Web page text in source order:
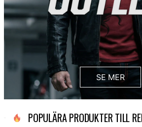
SE MER
POPULÄRA PRODUKTER TILL